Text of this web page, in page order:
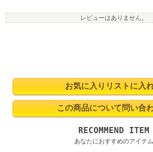
レビューはありません。
RECOMMEND ITEM
あなたにおすすめのアイテム